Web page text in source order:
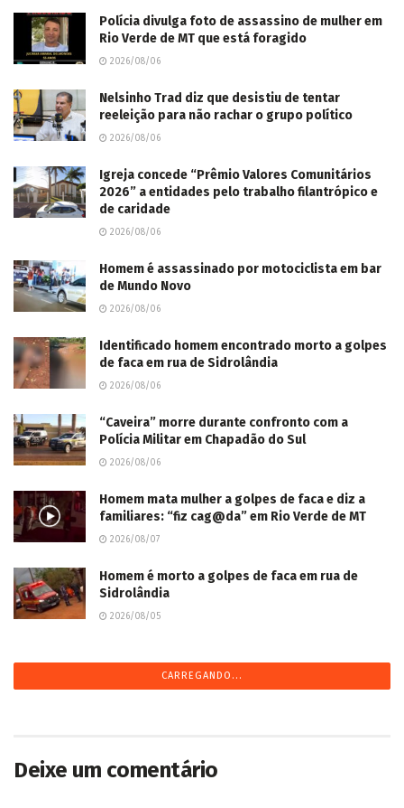
Polícia divulga foto de assassino de mulher em
Rio Verde de MT que está foragido
2026/08/06
Nelsinho Trad diz que desistiu de tentar
reeleição para não rachar o grupo político
2026/08/06
Igreja concede “Prêmio Valores Comunitários
2026” a entidades pelo trabalho filantrópico e
de caridade
2026/08/06
Homem é assassinado por motociclista em bar
de Mundo Novo
2026/08/06
Identificado homem encontrado morto a golpes
de faca em rua de Sidrolândia
2026/08/06
“Caveira” morre durante confronto com a
Polícia Militar em Chapadão do Sul
2026/08/06
Homem mata mulher a golpes de faca e diz a
familiares: “fiz cag@da” em Rio Verde de MT
2026/08/07
Homem é morto a golpes de faca em rua de
Sidrolândia
2026/08/05
CARREGANDO...
Deixe um comentário